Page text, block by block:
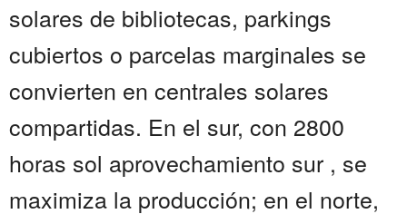
solares de bibliotecas, parkings
cubiertos o parcelas marginales se
convierten en centrales solares
compartidas. En el sur, con 2800
horas sol aprovechamiento sur , se
maximiza la producción; en el norte,